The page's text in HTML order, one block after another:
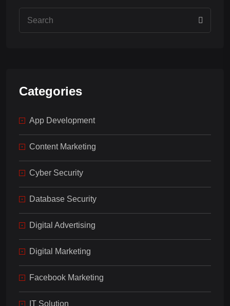
Categories
App Development
Content Marketing
Cyber Security
Database Security
Digital Advertising
Digital Marketing
Facebook Marketing
IT Solution